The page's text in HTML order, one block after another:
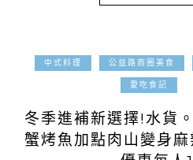
中式料理 公益路商圈美食
愛吃食記
冬季進補新選擇!水貨
蟹烤魚加點肉山變身